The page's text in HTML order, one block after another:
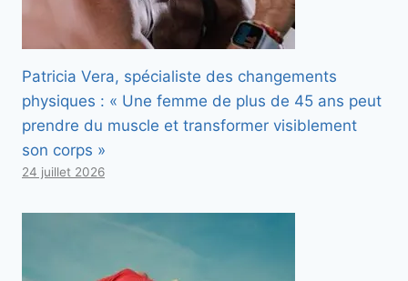
Patricia Vera, spécialiste des changements
physiques : « Une femme de plus de 45 ans peut
prendre du muscle et transformer visiblement
son corps »
24 juillet 2026